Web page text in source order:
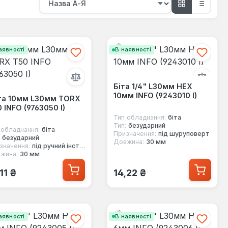
10мм L30мм TORX
INFO (9763050 I)
біта
безударний
під ручний інструмент
30 мм
ціна:
₴
В наявності
Біта 1/4" L30мм HEX
10мм INFO (9243010 I)
Тип обладнання: біта
Тип: безударний
Призначення: під шуруповерт
Довжина: 30 мм
Звичайна ціна:
14,22 ₴
В наявності